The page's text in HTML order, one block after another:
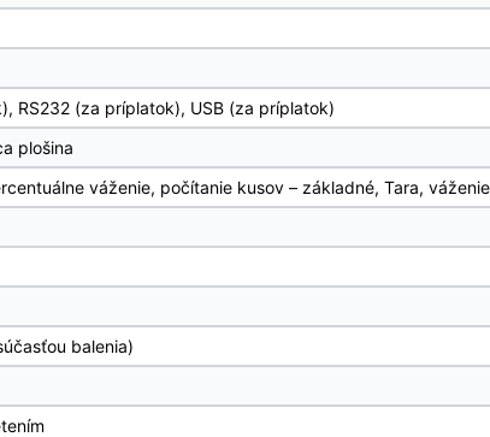
RS232 (za príplatok), USB (za príplatok)
plošina
váženie, počítanie kusov – základné, Tara,
balenia)